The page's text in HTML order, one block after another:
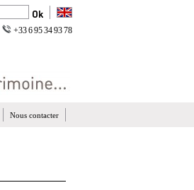
+33 6 95 34 93 78
Nous contacter